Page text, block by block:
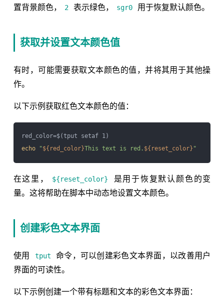
置背景颜色， 2 表示绿色， sgr0 用于恢复默认颜色。
获取并设置文本颜色值
有时，可能需要获取文本颜色的值，并将其用于其他操
作。
以下示例获取红色文本颜色的值：
echo
"${red_color}This text is red. ${reset_color} "
在这里， ${reset_color}
是用于恢复默认颜色的变
量。这将帮助在脚本中动态地设置文本颜色。
创建彩色文本界面
使用 tput
命令，可以创建彩色文本界面，以改善用户
界面的可读性。
以下示例创建一个带有标题和文本的彩色文本界面：